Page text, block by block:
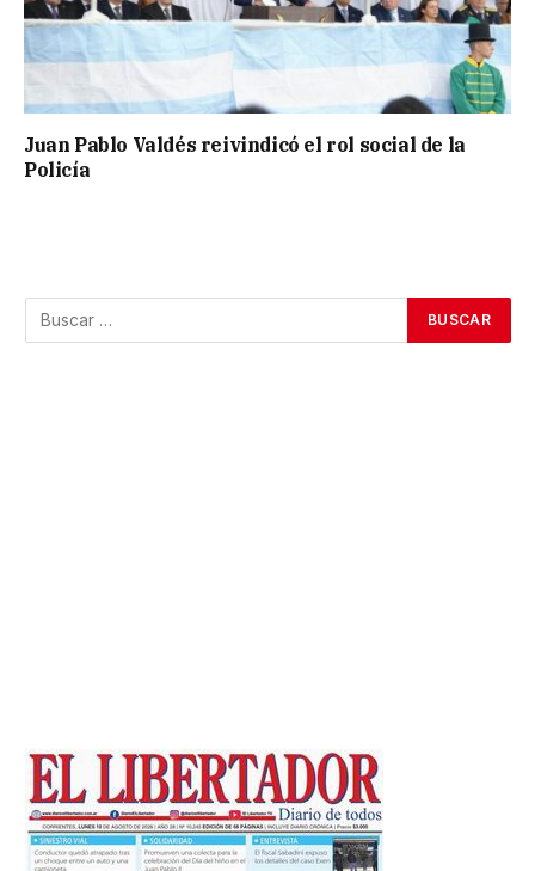
Juan Pablo Valdés reivindicó el rol social de la
Policía